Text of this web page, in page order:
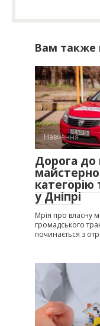
Вам также
Навчання
Дорога до
у Дніпрі
Мрія про власну
громадського
починається з